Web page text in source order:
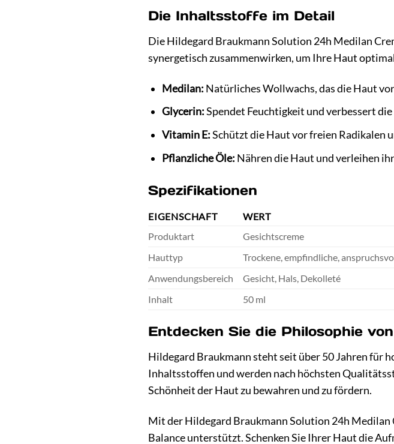
Die Inhaltsstoffe im Detail
Die Hildegard Braukmann Solution 24h Medilan
synergetisch zusammenwirken, um Ihre Haut
Medilan: Natürliches Wollwachs, das die Haut
Glycerin:Spendet Feuchtigkeit und verbessert
Vitamin E:Schützt die Haut vor freien Radikalen
Pflanzliche Öle: Nähren die Haut und verleihen
Spezifikationen
EIGENSCHAFT
WERT
Produktart
Gesichtscreme
Hauttyp
Trockene, empfindliche,
Anwendungsbereich
Gesicht, Hals, Dekolleté
Inhalt
50 ml
Entdecken Sie die Philosophie
Hildegard Braukmann steht seit über 50 Jahren für
Inhaltsstoffen und werden nach höchsten
Schönheit der Haut zu bewahren und zu fördern.
Mit der Hildegard Braukmann Solution 24h Medilan
Balance unterstützt. Schenken Sie Ihrer Haut die